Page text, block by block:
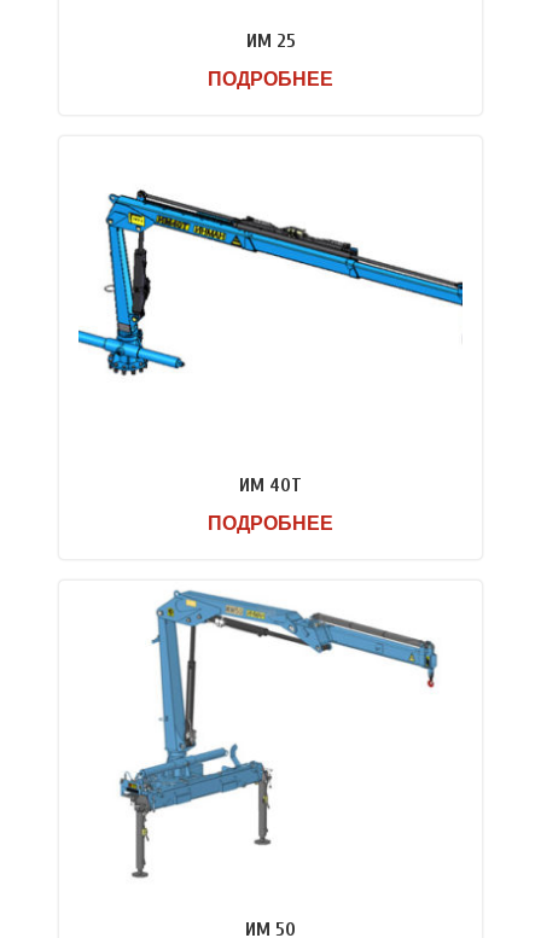
ИМ 25
ПОДРОБНЕЕ
ИМ 40Т
ПОДРОБНЕЕ
ИМ 50